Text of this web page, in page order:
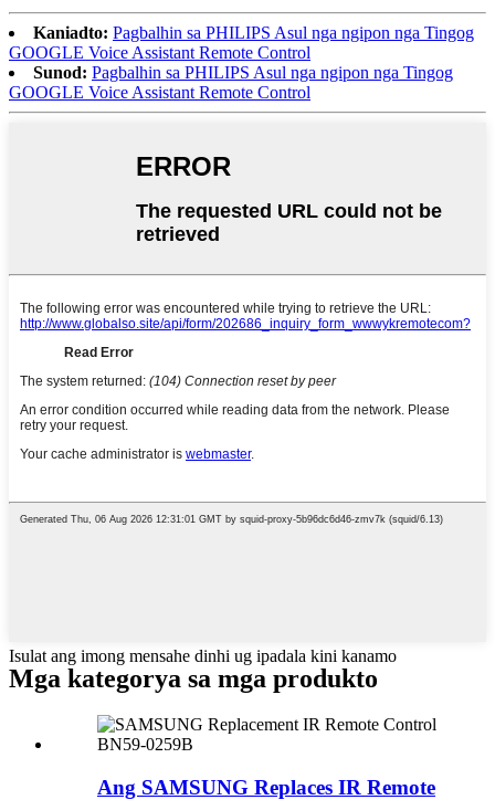
Kaniadto: Pagbalhin sa PHILIPS Asul nga ngipon nga Tingog
GOOGLE Voice Assistant Remote Control
Sunod: Pagbalhin sa PHILIPS Asul nga ngipon nga Tingog
GOOGLE Voice Assistant Remote Control
Isulat ang imong mensahe dinhi ug ipadala kini kanamo
Mga kategorya sa mga produkto
Ang SAMSUNG Replaces IR Remote